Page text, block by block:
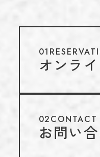
01
オンラ
02CONTACT
お問い